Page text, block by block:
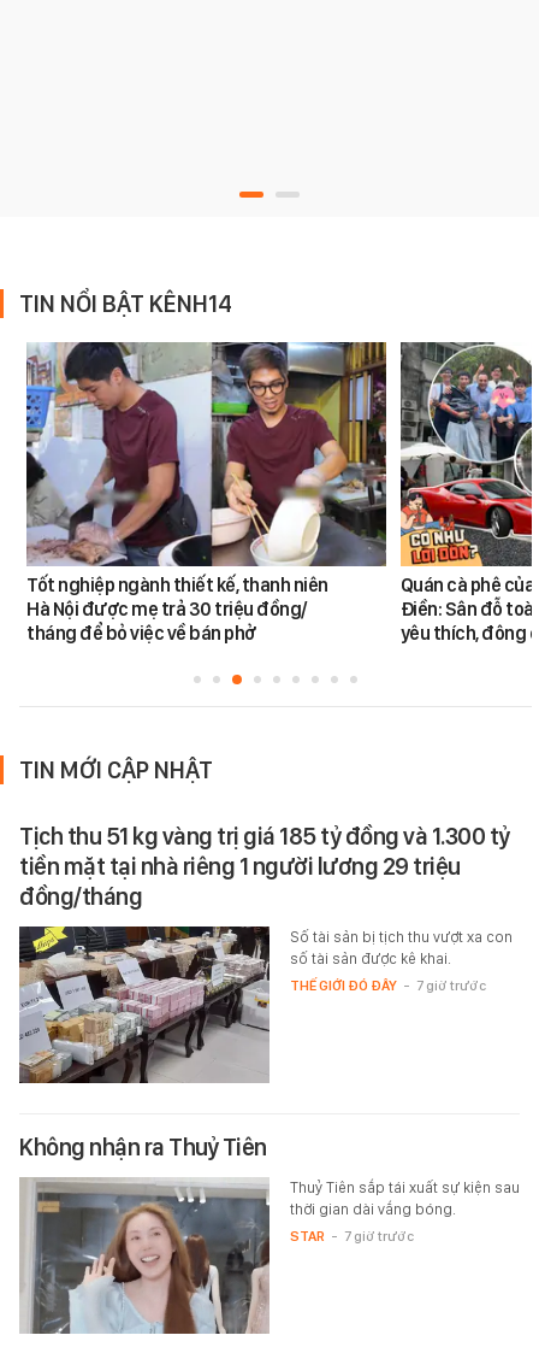
TIN NỔI BẬT KÊNH14
Tốt nghiệp ngành thiết kế, thanh niên
Hà Nội được mẹ trả 30 triệu đồng/
tháng để bỏ việc về bán phở
Quán cà phê
Điền: Sân đỗ
yêu thích, đông
TIN MỚI CẬP NHẬT
Tịch thu 51 kg vàng trị giá 185 tỷ đồng và 1.300 tỷ
tiền mặt tại nhà riêng 1 người lương 29 triệu
đồng/tháng
Số tài sản bị tịch thu vượt xa con
số tài sản được kê khai.
THẾ GIỚI ĐÓ ĐÂY - 7 giờ trước
Không nhận ra Thuỷ Tiên
Thuỷ Tiên sắp tái xuất sự kiện sau
thời gian dài vắng bóng.
STAR - 7 giờ trước